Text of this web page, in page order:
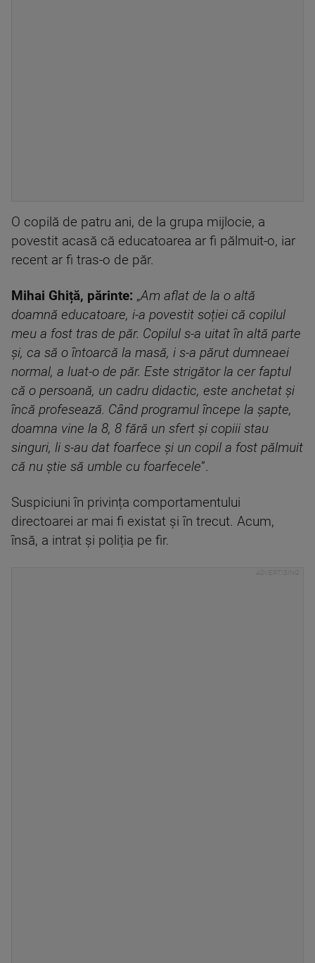
O copilă de patru ani, de la grupa mijlocie, a
povestit acasă că educatoarea ar fi pălmuit-o, iar
recent ar fi tras-o de păr.
Mihai Ghiță, părinte: „Am aflat de la o altă
doamnă educatoare, i-a povestit soției că copilul
meu a fost tras de păr. Copilul s-a uitat în altă parte
și, ca să o întoarcă la masă, i s-a părut dumneaei
normal, a luat-o de păr. Este strigător la cer faptul
că o persoană, un cadru didactic, este anchetat și
încă profesează. Când programul începe la șapte,
doamna vine la 8, 8 fără un sfert și copiii stau
singuri, li s-au dat foarfece și un copil a fost pălmuit
că nu știe să umble cu foarfecele”.
Suspiciuni în privința comportamentului
directoarei ar mai fi existat și în trecut. Acum,
însă, a intrat și poliția pe fir.